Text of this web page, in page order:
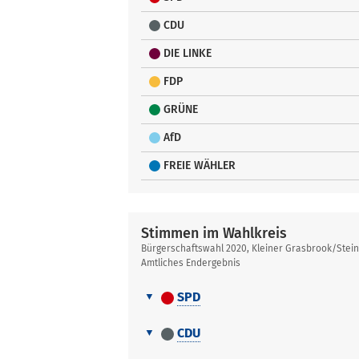
CDU
DIE LINKE
FDP
GRÜNE
AfD
FREIE WÄHLER
Stimmen im Wahlkreis
Bürgerschaftswahl 2020, Kleiner Grasbrook/
Amtliches Endergebnis
SPD
im
Wahlkreis
CDU